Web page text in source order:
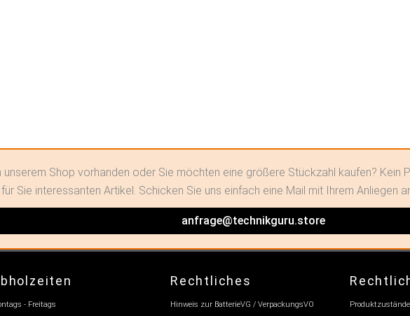
unserem Shop vorhanden oder Sie möchten eine größere Stückzahl kaufen? Kein
Sie interessanten Artikel. Schicken Sie uns einfach eine Mail mit Ihrem Anliegen
anfrage@technikguru.store
- Freitags
Rechtliches
Hinweis zur BatterieVG / VerpackungsVO Produktzustände